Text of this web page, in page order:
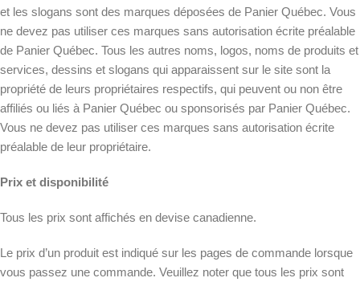
et les slogans sont des marques déposées de Panier Québec. Vous
ne devez pas utiliser ces marques sans autorisation écrite préalable
de Panier Québec. Tous les autres noms, logos, noms de produits et
services, dessins et slogans qui apparaissent sur le site sont la
propriété de leurs propriétaires respectifs, qui peuvent ou non être
affiliés ou liés à Panier Québec ou sponsorisés par Panier Québec.
Vous ne devez pas utiliser ces marques sans autorisation écrite
préalable de leur propriétaire.
Prix et disponibilité
Tous les prix sont affichés en devise canadienne.
Le prix d’un produit est indiqué sur les pages de commande lorsque
vous passez une commande. Veuillez noter que tous les prix sont